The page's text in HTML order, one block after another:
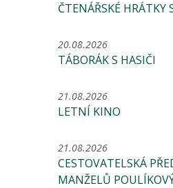
ČTENÁŘSKÉ HRÁTKY
20.08.2026
TÁBORÁK S HASIČI
21.08.2026
LETNÍ KINO
21.08.2026
CESTOVATELSKÁ
MANŽELŮ